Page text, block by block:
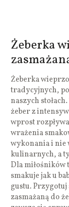
Żeberka
Żeberka
tradycyjnych,
naszych
żeber z
wprost
wrażenia
wykonania i nie
kulinarnych, a
Dla
smakuje jak u
gustu.
zasmażaną do